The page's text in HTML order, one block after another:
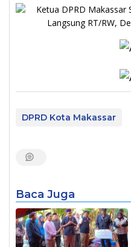
DPRD Kota Makassar
Baca Juga